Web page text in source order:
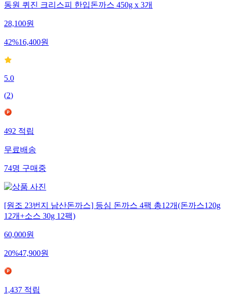
동원 퀴진 크리스피 한입돈까스 450g x 3개
28,100원
42%16,400원
5.0
(2)
492 적립
무료배송
74명 구매중
[원조 23번지 남산돈까스] 등심 돈까스 4팩 총12개(돈까스120g
12개+소스 30g 12팩)
60,000원
20%47,900원
1,437 적립